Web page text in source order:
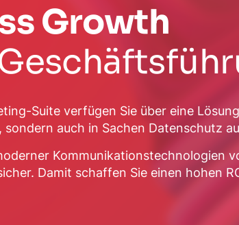
Growth
Suite verfügen Sie über eine
sondern auch in Sachen Datenschutz
Kommunikationstechnologien
Damit schaffen Sie einen hohen